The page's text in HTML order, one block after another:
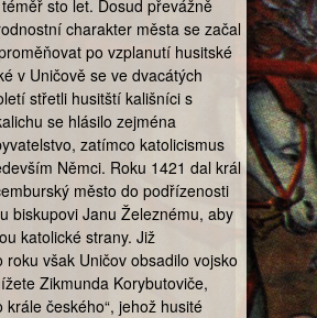
sto let. Dosud převážně
charakter města se začal
po vzplanutí husitské
v Uničově se ve dvacátých
střetli husitští kališníci s
se hlásilo zejména
zatímco katolicismus
Němci. Roku 1421 dal král
město do podřízenosti
biskupovi Janu Železnému, aby
katolické strany. Již
roku však Uničov obsadilo vojsko
Zikmunda Korybutoviče,
krále českého“, jehož husité